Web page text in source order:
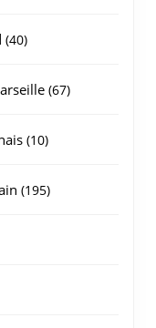
4040
6767
1010
195195